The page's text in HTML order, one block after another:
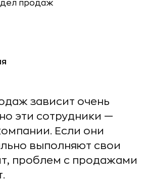
зависит очень
эти сотрудники —
Если они
выполняют свои
проблем с продажами